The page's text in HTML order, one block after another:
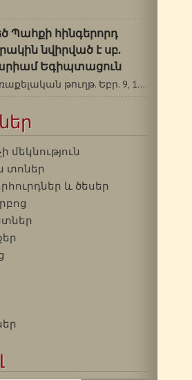
Պահքի հինգերորդ
նվիրված է սբ.
Եգիպտացուն
Առաքելական թուղթ. Եբր. 9, 11-14: Ավետարան.…
մեկնություն
տոներ
և ծեսեր